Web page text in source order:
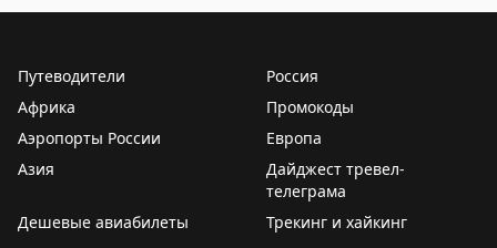
@tipical_vizovik
Путеводители
Россия
Африка
Промокоды
Аэропорты России
Европа
Азия
Дайджест тревел-
телеграма
Дешевые авиабилеты
Трекинг и хайкинг